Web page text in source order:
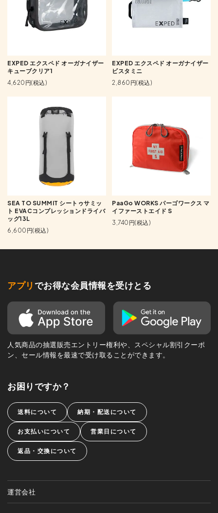
EXPED エクスペド オーガナイザー
キューブクリア1
4,620円(税込)
EXPED エクスペド オーガナイザー
ビスタミニ
2,860円(税込)
SEA TO SUMMIT シートゥサミッ
ト EVACコンプレッションドライバ
ッグ13L
6,600円(税込)
PaaGo WORKS パーゴワークス マ
イファーストエイド S
3,740円(税込)
アプリ でお得な会員情報を受けとる
人気商品の抽選販売エントリー権利や、スペシャル割引クーポ
ン、セール情報を最速で受け取ることができます。
お困りですか？
送料について 納期・配送について
お支払いについて 営業日について
返品・交換について
運営会社